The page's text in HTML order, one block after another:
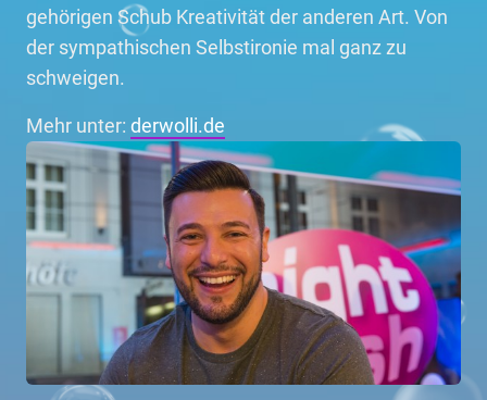
gehörigen Schub Kreativität der anderen Art. Von
der sympathischen Selbstironie mal ganz zu
schweigen.
Mehr unter: derwolli.de